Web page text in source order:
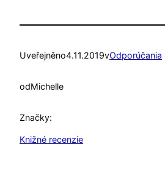
Uveřejněno4.11.2019vOdporúčania
odMichelle
Značky:
Knižné recenzie